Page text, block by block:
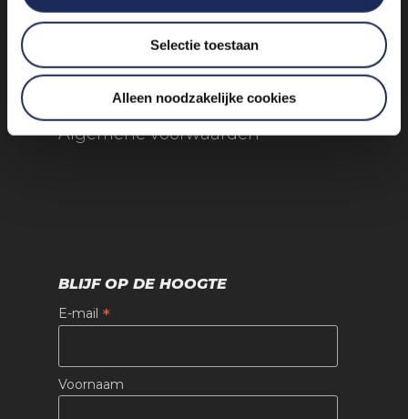
Selectie toestaan
Alleen noodzakelijke cookies
Algemene voorwaarden
BLIJF OP DE HOOGTE
E-mail *
Voornaam